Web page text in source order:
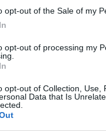
opt-out of the Sale of my
opt-out of processing my
opt-out of Collection, Use,
Data that Is
καφενείο. Όλοι-
τρύπιες γούνες
δηλαδή είχανε
που τα λέγανε
Οι άλλοι
πελατεία.